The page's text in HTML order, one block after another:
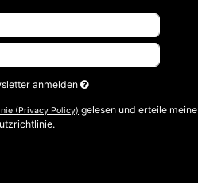
anmelden
(Privacy Policy) gelesen und erteile meine